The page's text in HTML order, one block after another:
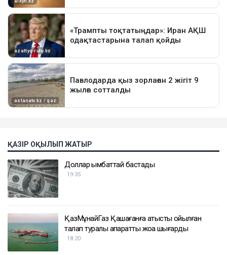
ҚАЗІР ОҚЫЛЫП ЖАТЫР
Доллар қымбаттай бастады
19:35
ҚазМұнайГаз Қашағанға қатысты қойылған
талап туралы ақпаратты жоққа шығарды
18:20